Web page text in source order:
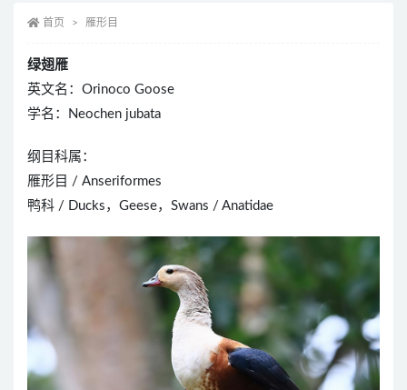
首页 雁形目
绿翅雁
英文名：Orinoco Goose
学名：Neochen jubata
纲目科属：
雁形目 / Anseriformes
鸭科 / Ducks，Geese，Swans / Anatidae